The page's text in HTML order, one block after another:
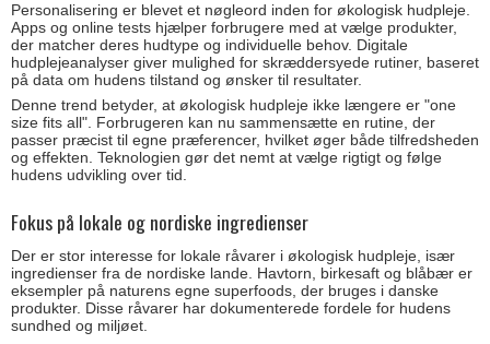
Personalisering er blevet et nøgleord inden for økologisk hudpleje.
Apps og online tests hjælper forbrugere med at vælge produkter,
der matcher deres hudtype og individuelle behov. Digitale
hudplejeanalyser giver mulighed for skræddersyede rutiner, baseret
på data om hudens tilstand og ønsker til resultater.
Denne trend betyder, at økologisk hudpleje ikke længere er "one
size fits all". Forbrugeren kan nu sammensætte en rutine, der
passer præcist til egne præferencer, hvilket øger både tilfredsheden
og effekten. Teknologien gør det nemt at vælge rigtigt og følge
hudens udvikling over tid.
Fokus på lokale og nordiske ingredienser
Der er stor interesse for lokale råvarer i økologisk hudpleje, især
ingredienser fra de nordiske lande. Havtorn, birkesaft og blåbær er
eksempler på naturens egne superfoods, der bruges i danske
produkter. Disse råvarer har dokumenterede fordele for hudens
sundhed og miljøet.